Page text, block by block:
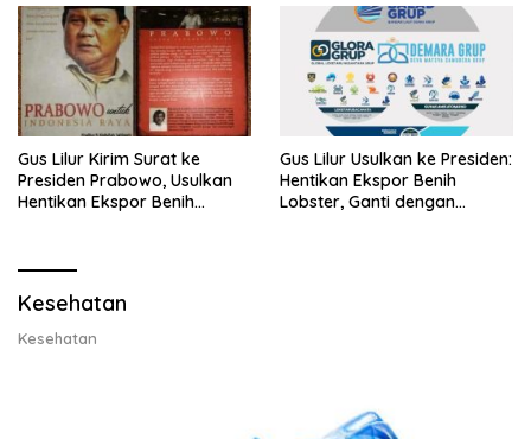
Gus Lilur Kirim Surat ke
Presiden Prabowo, Usulkan
Hentikan Ekspor Benih
Gus Lilur Usulkan ke Presiden:
Hentikan Ekspor Benih
Lobster, Ganti dengan
Kesehatan
Kesehatan